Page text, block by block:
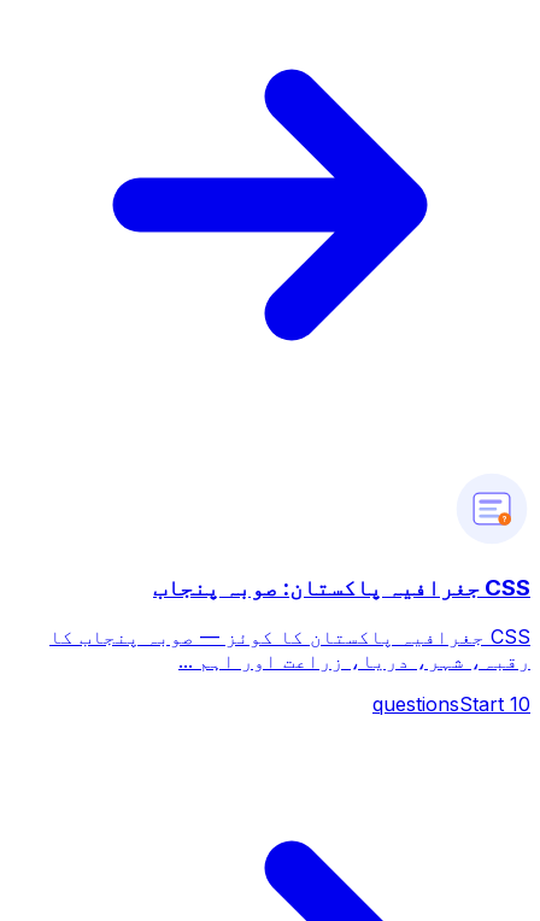
?
CSS جغرافیہ پاکستان: صوبہ پنجاب
CSS جغرافیہ پاکستان کا کوئز — صوبہ پنجاب کا
رقبہ، شہر، دریا، زراعت اور اہم ...
10
questionsStart